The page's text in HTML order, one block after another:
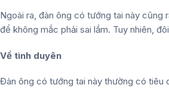
Ngoài ra, đàn ông có tướng tai này
để không mắc phải sai lầm. Tuy nhiên,
Về tình duyên
Đàn ông có tướng tai này thường có tiêu